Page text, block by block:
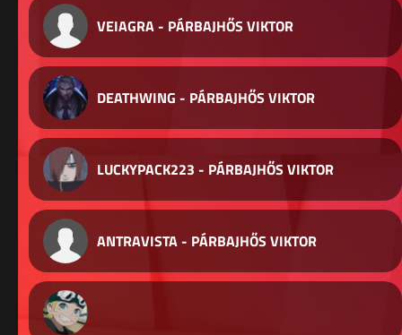
VEIAGRA - PÁRBAJHŐS VIKTOR
DEATHWING - PÁRBAJHŐS VIKTOR
LUCKYPACK223 - PÁRBAJHŐS VIKTOR
ANTRAVISTA - PÁRBAJHŐS VIKTOR